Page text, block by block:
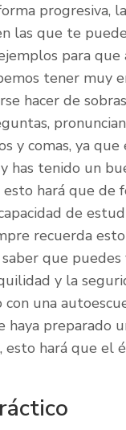
progresiva,
las que te
para que
tener muy
hacer de
y comas, ya
has tenido un
hará que de
de
recuerda
que
y la
con una
haya preparado
esto hará que el